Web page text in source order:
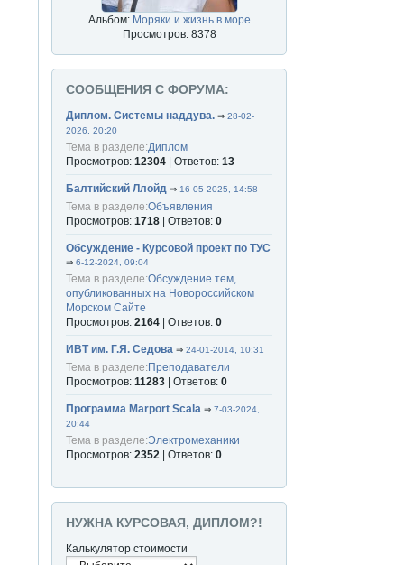
Альбом: Моряки и жизнь в море
Просмотров: 8378
СООБЩЕНИЯ С ФОРУМА:
Диплом. Системы наддува. ⇒28-02-
2026, 20:20
Тема в разделе:Диплом
Просмотров:12304 | Ответов:13
Балтийский Ллойд ⇒16-05-2025, 14:58
Тема в разделе:Объявления
Просмотров:1718 | Ответов:0
Обсуждение - Курсовой проект по ТУС
⇒6-12-2024, 09:04
Тема в разделе:Обсуждение тем,
опубликованных на Новороссийском
Морском Сайте
Просмотров:2164 | Ответов:0
ИВТ им. Г.Я. Седова ⇒24-01-2014, 10:31
Тема в разделе:Преподаватели
Просмотров:11283 | Ответов:0
Программа Marport Scala ⇒7-03-2024,
20:44
Тема в разделе:Электромеханики
Просмотров:2352 | Ответов:0
НУЖНА КУРСОВАЯ, ДИПЛОМ?!
Калькулятор стоимости